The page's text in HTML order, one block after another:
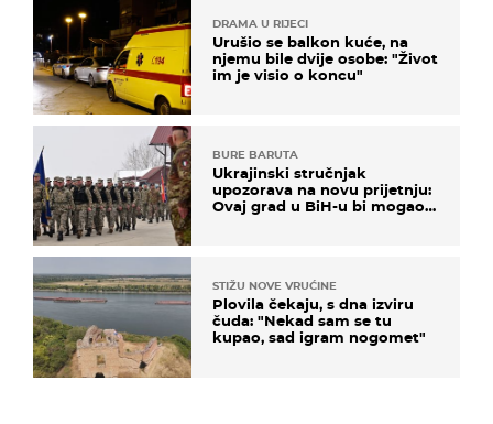
DRAMA U RIJECI
Urušio se balkon kuće, na
njemu bile dvije osobe: "Život
im je visio o koncu"
BURE BARUTA
Ukrajinski stručnjak
upozorava na novu prijetnju:
Ovaj grad u BiH-u bi mogao
STIŽU NOVE VRUĆINE
Plovila čekaju, s dna izviru
čuda: "Nekad sam se tu
kupao, sad igram nogomet"